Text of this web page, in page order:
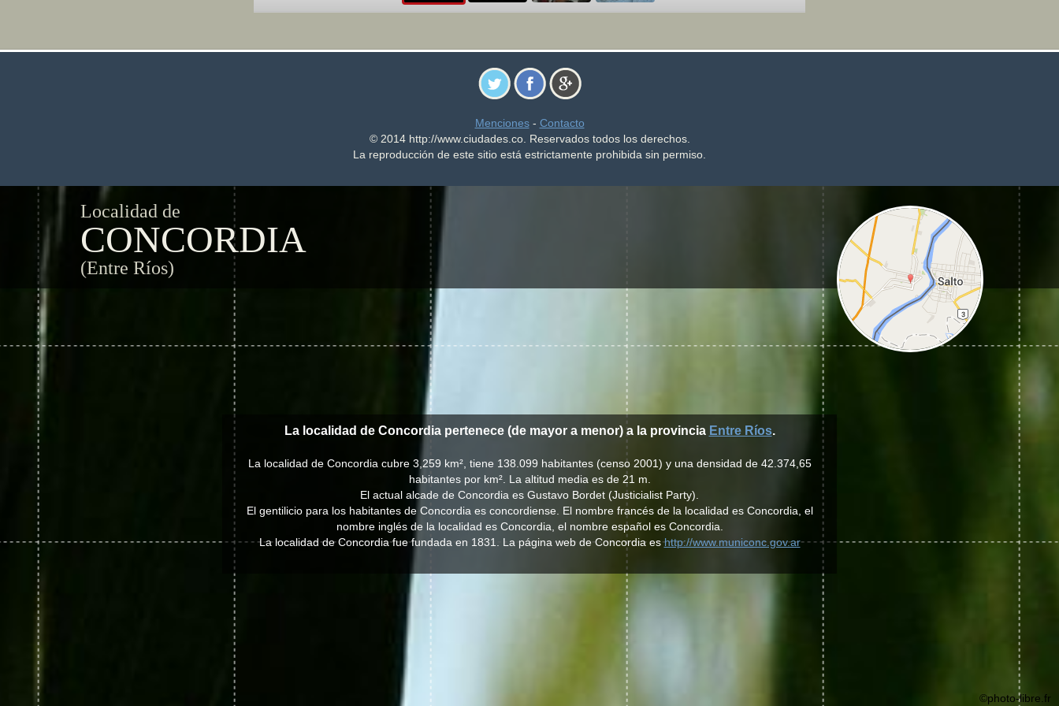
Menciones- Contacto
© 2014 http://www.ciudades.co. Reservados todos los derechos.
La reproducción de este sitio está estrictamente prohibida sin permiso.
Localidad de
CONCORDIA
(Entre Ríos)
La localidad de Concordia pertenece (de mayor a menor) a la provincia Entre Ríos.
La localidad de Concordia cubre 3,259 km², tiene 138.099 habitantes (censo 2001) y una densidad de 42.374,65
habitantes por km². La altitud media es de 21 m.
El actual alcade de Concordia es Gustavo Bordet (Justicialist Party).
El gentilicio para los habitantes de Concordia es concordiense. El nombre francés de la localidad es Concordia, el
nombre inglés de la localidad es Concordia, el nombre español es Concordia.
La localidad de Concordia fue fundada en 1831. La página web de Concordia eshttp://www.municonc.gov.ar
©photo-libre.fr